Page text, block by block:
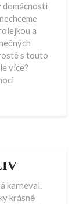
domácnosti
a
s touto
více?
karneval.
krásně